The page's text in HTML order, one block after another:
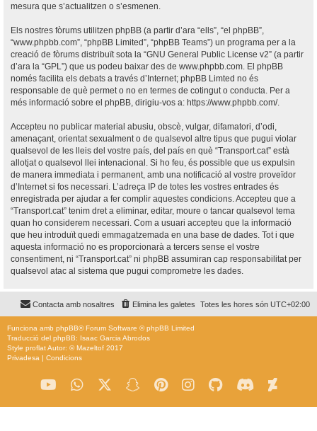
mesura que s’actualitzen o s’esmenen.
Els nostres fòrums utilitzen phpBB (a partir d’ara “ells”, “el phpBB”,
“www.phpbb.com”, “phpBB Limited”, “phpBB Teams”) un programa per a la
creació de fòrums distribuït sota la “GNU General Public License v2” (a partir
d’ara la “GPL”) que us podeu baixar des de www.phpbb.com . El phpBB
només facilita els debats a través d’Internet; phpBB Limted no és
responsable de què permet o no en termes de cotingut o conducta. Per a
més informació sobre el phpBB, dirigiu-vos a: https://www.phpbb.com/.
Accepteu no publicar material abusiu, obscè, vulgar, difamatori, d’odi,
amenaçant, orientat sexualment o de qualsevol altre tipus que pugui violar
qualsevol de les lleis del vostre país, del país en què “Transport.cat” està
allotjat o qualsevol llei intenacional. Si ho feu, és possible que us expulsin
de manera immediata i permanent, amb una notificació al vostre proveïdor
d’Internet si fos necessari. L’adreça IP de totes les vostres entrades és
enregistrada per ajudar a fer complir aquestes condicions. Accepteu que a
“Transport.cat” tenim dret a eliminar, editar, moure o tancar qualsevol tema
quan ho considerem necessari. Com a usuari accepteu que la informació
que heu introduït quedi emmagatzemada en una base de dades. Tot i que
aquesta informació no es proporcionarà a tercers sense el vostre
consentiment, ni “Transport.cat” ni phpBB assumiran cap responsabilitat per
qualsevol atac al sistema que pugui comprometre les dades.
Totes les hores són UTC+02:00
Elimina les galetes
Contacta amb nosaltres
Funciona amb phpBB® Forum Software © phpBB Limited
Traducció del phpBB: Isaac Garcia Abrodos
Style proflatAutor: ©Mazeltof 2017
Privadesa | Condicions